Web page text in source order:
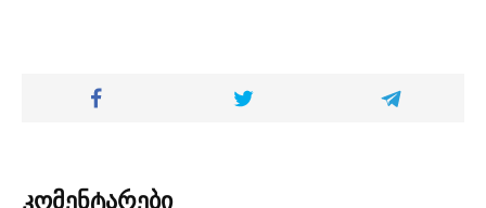
კომენტარები